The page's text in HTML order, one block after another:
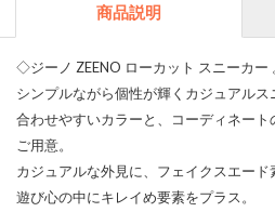
商品説明
◇ジーノ ZEENO ローカット スニーカー
シンプルながら個性が輝くカジュアルス
合わせやすいカラーと、コーディネー
ご用意。
カジュアルな外見に、フェイクスエード
遊び心の中にキレイめ要素をプラス。